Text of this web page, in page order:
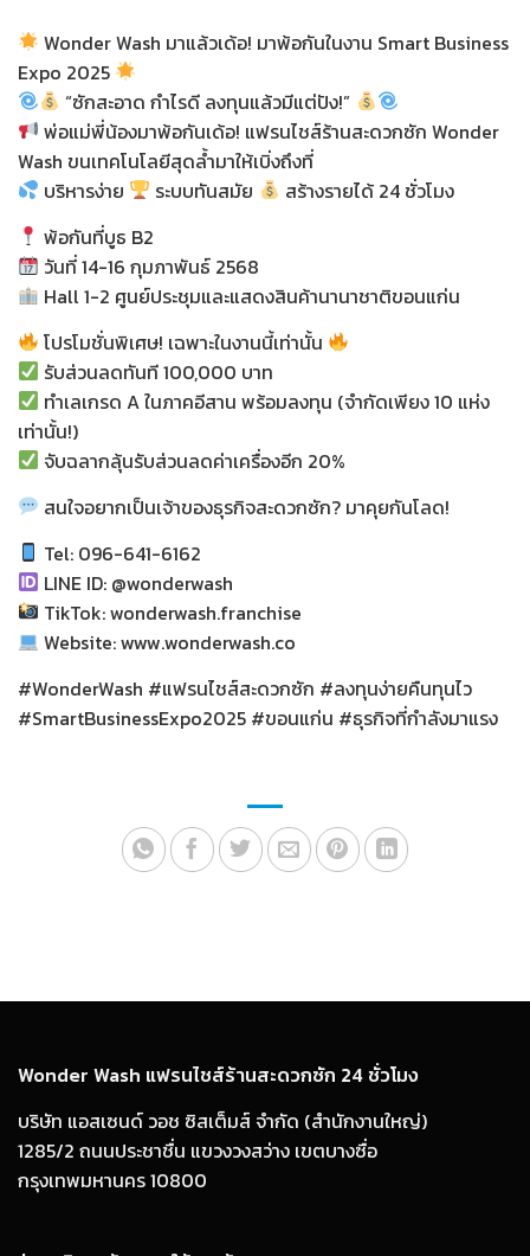
Wonder Wash มาแล้วเด้อ! มาพ้อกันในงาน Smart Business
Expo 2025
“ซักสะอาด กำไรดี ลงทุนแล้วมีแต่ปัง!”
พ่อแม่พี่น้องมาพ้อกันเด้อ! แฟรนไชส์ร้านสะดวกซัก Wonder
Wash ขนเทคโนโลยีสุดล้ำมาให้เบิ่งถึงที่
บริหารง่าย
ระบบทันสมัย
สร้างรายได้ 24 ชั่วโมง
พ้อกันที่บูธ B2
วันที่ 14-16 กุมภาพันธ์ 2568
Hall 1-2 ศูนย์ประชุมและแสดงสินค้านานาชาติขอนแก่น
โปรโมชั่นพิเศษ! เฉพาะในงานนี้เท่านั้น
รับส่วนลดทันที 100,000 บาท
ทำเลเกรด A ในภาคอีสาน พร้อมลงทุน (จำกัดเพียง 10 แห่ง
เท่านั้น!)
จับฉลากลุ้นรับส่วนลดค่าเครื่องอีก 20%
สนใจอยากเป็นเจ้าของธุรกิจสะดวกซัก? มาคุยกันโลด!
Tel: 096-641-6162
LINE ID: @wonderwash
TikTok: wonderwash.franchise
Website: www.wonderwash.co
#WonderWash #แฟรนไชส์สะดวกซัก #ลงทุนง่ายคืนทุนไว
#SmartBusinessExpo2025 #ขอนแก่น #ธุรกิจที่กำลังมาแรง
Wonder Wash แฟรนไชส์ร้านสะดวกซัก 24 ชั่วโมง
บริษัท แอสเซนด์ วอช ซิสเต็มส์ จำกัด (สำนักงานใหญ่)
1285/2 ถนนประชาชื่น แขวงวงสว่าง เขตบางซื่อ
กรุงเทพมหานคร 10800